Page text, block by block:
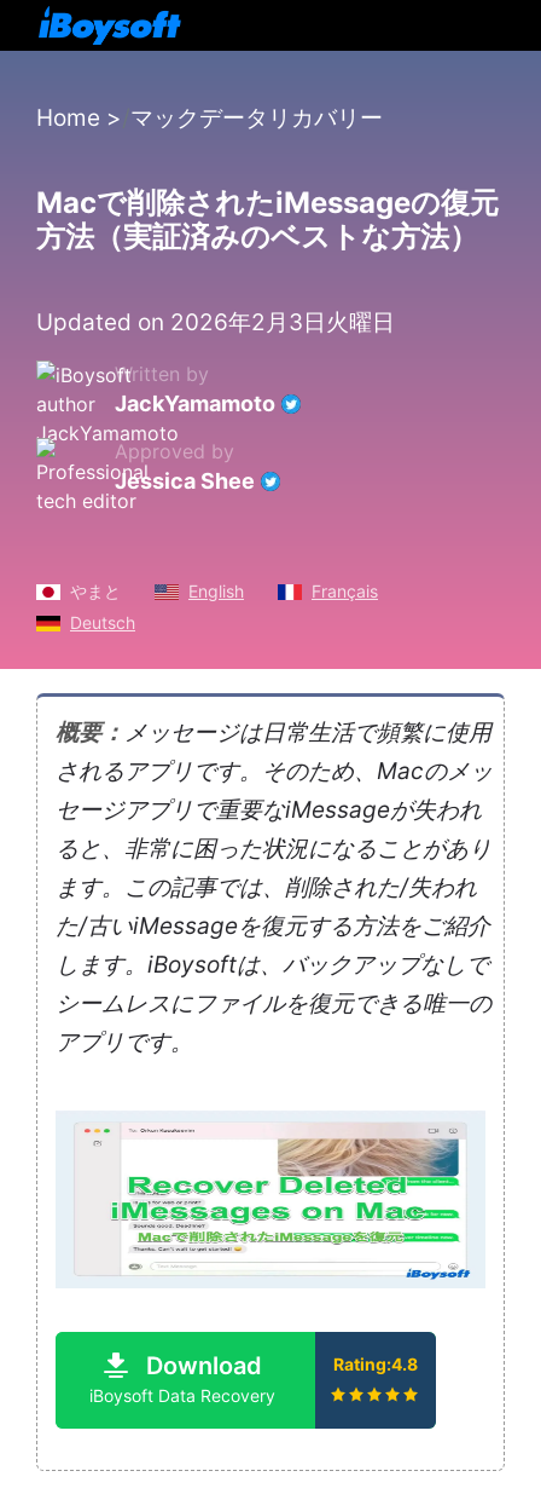
Home > マックデータリカバリー
Macで削除されたiMessageの復元
方法（実証済みのベストな方法）
Updated on 2026年2月3日火曜日
Written by
JackYamamoto
Approved by
Jessica Shee
やまと English
Français
Deutsch
概要： メッセージは日常生活で頻繁に使用
されるアプリです。そのため、Macのメッ
セージアプリで重要なiMessageが失われ
ると、非常に困った状況になることがあり
ます。この記事では、削除された/失われ
た/古いiMessageを復元する方法をご紹介
します。iBoysoftは、バックアップなしで
シームレスにファイルを復元できる唯一の
アプリです。
Download
iBoysoft Data Recovery
Rating:4.8